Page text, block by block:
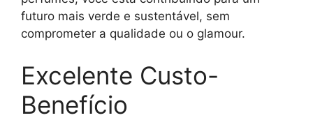
futuro mais verde e sustentável, sem
comprometer a qualidade ou o glamour.
Excelente Custo-
Benefício